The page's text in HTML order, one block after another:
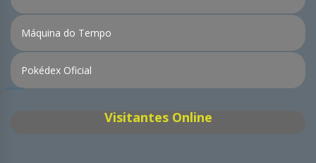
Máquina do Tempo
Pokédex Oficial
Visitantes Online